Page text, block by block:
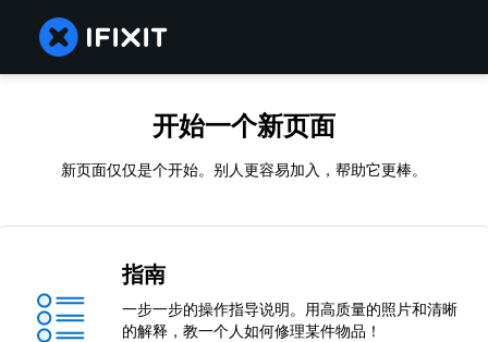
开始一个新页面
新页面仅仅是个开始。别人更容易加入，帮助它更棒。
指南
一步一步的操作指导说明。用高质量的照片和清晰
的解释，教一个人如何修理某件物品！